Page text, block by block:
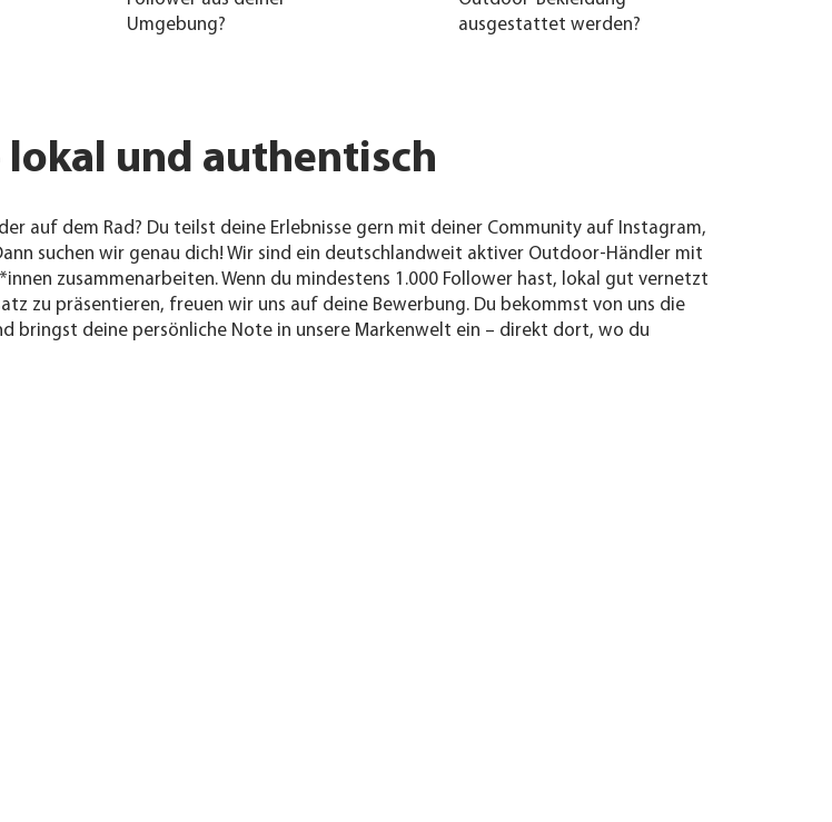
auf dem Rad? Du teilst deine Erlebnisse gern mit deiner Community auf Instagram,
suchen wir genau dich! Wir sind ein deutschlandweit aktiver Outdoor-Händler mit
zusammenarbeiten. Wenn du mindestens 1.000 Follower hast, lokal gut vernetzt
zu präsentieren, freuen wir uns auf deine Bewerbung. Du bekommst von uns die
bringst deine persönliche Note in unsere Markenwelt ein – direkt dort, wo du
lokal und authentisch
Umgebung?
ausgestattet werden?